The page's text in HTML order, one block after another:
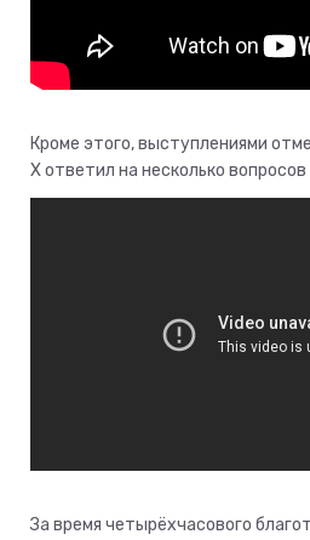
Кроме этого, выступлениями
X ответил на несколько
За время четырёхчасового